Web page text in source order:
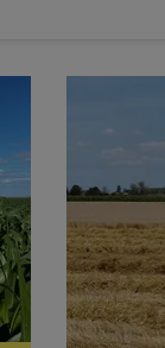
et des bordures
fauchage des
en jachère
la période
de fauchage